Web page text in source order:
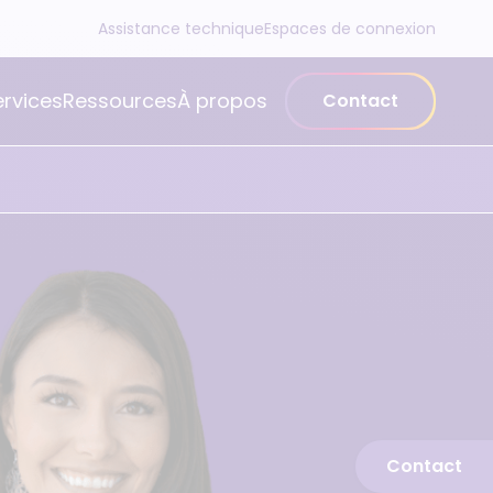
Assistance techniqueEspaces de connexion
RessourcesÀ propos Contact
Contact